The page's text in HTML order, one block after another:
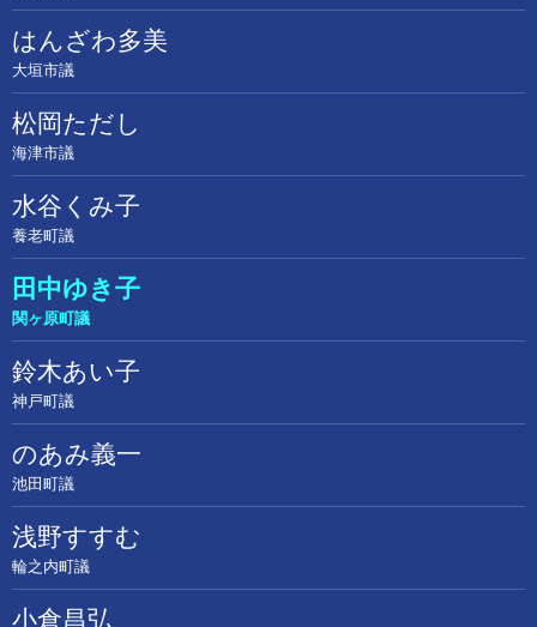
はんざわ多美
大垣市議
松岡ただし
海津市議
水谷くみ子
養老町議
田中ゆき子
関ヶ原町議
鈴木あい子
神戸町議
のあみ義一
池田町議
浅野すすむ
輪之内町議
小倉昌弘